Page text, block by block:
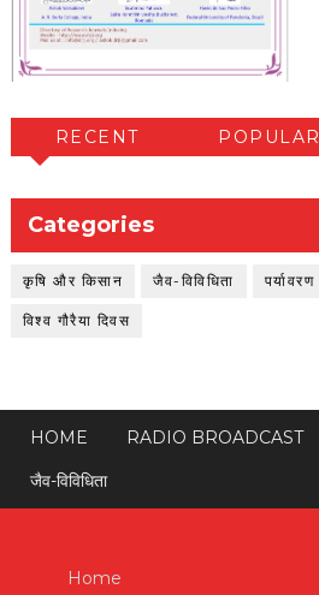
RECENT POPULAR
Categories
कृषि और किसान जैव-विविधिता पर्यावरण
विश्व गौरैया दिवस
HOME RADIO BROADCAST
जैव-विविधिता
Home